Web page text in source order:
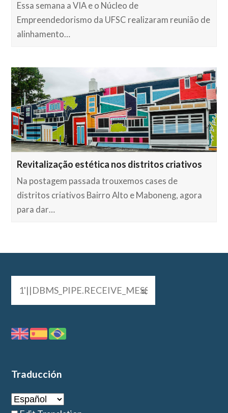
Essa semana a VIA e o Núcleo de
Empreendedorismo da UFSC realizaram reunião de
alinhamento…
Revitalização estética nos distritos criativos
Na postagem passada trouxemos cases de
distritos criativos Bairro Alto e Maboneng, agora
para dar…
Traducción